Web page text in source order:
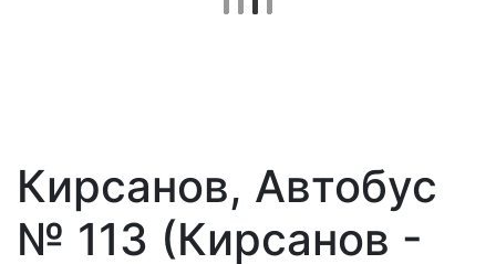
Кирсанов, Автобус
№ 113 (Кирсанов -